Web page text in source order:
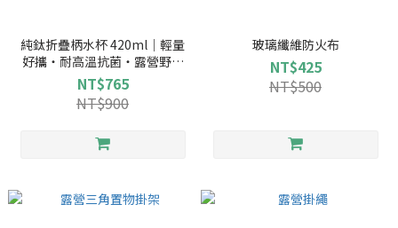
純鈦折疊柄水杯 420ml｜輕量
好攜・耐高溫抗菌・露營野炊
首選
NT$765
NT$900
玻璃纖維防火布
NT$425
NT$500